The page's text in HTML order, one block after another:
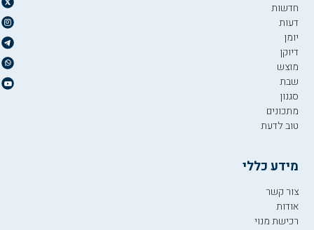
חדשות
דעות
יומן
דיוקן
מוצש
שבת
סגנון
מתכונים
טוב לדעת
מידע כללי
צור קשר
אודות
רכישת מנוי